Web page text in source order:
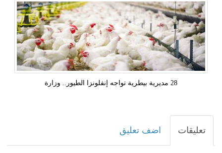
28 مديرية بيطرية تواجه إنفلونزا الطيور.. وزارة
تعليقات اضف تعليق